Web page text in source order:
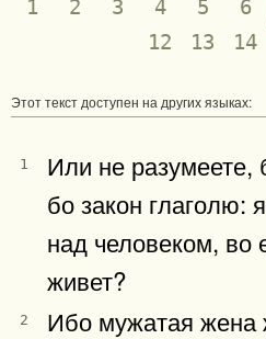
1 2 3 4 5 6
12
13 14
Этот текст доступен на других языках:
1
Или не
бо закон глаголю:
над человеком, во
живет?
2
Ибо мужатая жена